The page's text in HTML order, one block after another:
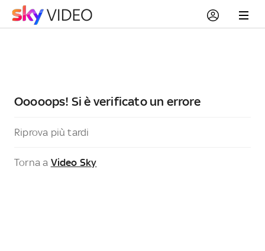
Ooooops! Si è verificato un errore
Riprova più tardi
Torna a Video Sky